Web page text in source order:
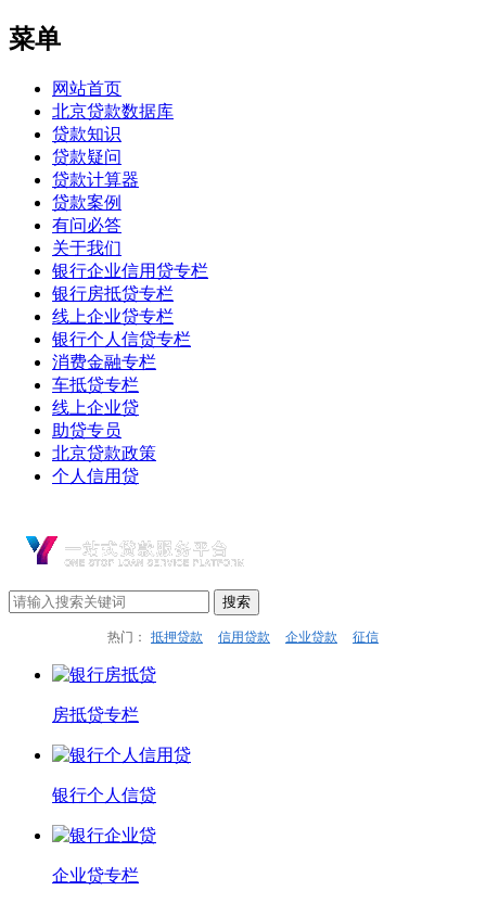
菜单
网站首页
北京贷款数据库
贷款知识
贷款疑问
贷款计算器
贷款案例
有问必答
关于我们
银行企业信用贷专栏
银行房抵贷专栏
线上企业贷专栏
银行个人信贷专栏
消费金融专栏
车抵贷专栏
线上企业贷
助贷专员
北京贷款政策
个人信用贷
热门： 抵押贷款 信用贷款 企业贷款 征信
房抵贷专栏
银行个人信贷
企业贷专栏